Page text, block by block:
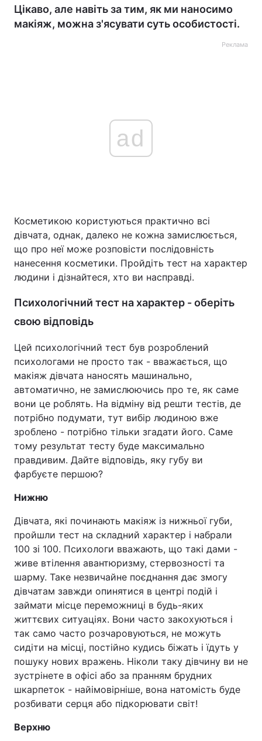
Цікаво, але навіть за тим, як ми наносимо
макіяж, можна з'ясувати суть особистості.
Реклама
ad
Косметикою користуються практично всі
дівчата, однак, далеко не кожна замислюється,
що про неї може розповісти послідовність
нанесення косметики. Пройдіть тест на характер
людини і дізнайтеся, хто ви насправді.
Психологічний тест на характер - оберіть
свою відповідь
Цей психологічний тест був розроблений
психологами не просто так - вважається, що
макіяж дівчата наносять машинально,
автоматично, не замислюючись про те, як саме
вони це роблять. На відміну від решти тестів, де
потрібно подумати, тут вибір людиною вже
зроблено - потрібно тільки згадати його. Саме
тому результат тесту буде максимально
правдивим. Дайте відповідь, яку губу ви
фарбуєте першою?
Нижню
Дівчата, які починають макіяж із нижньої губи,
пройшли тест на складний характер і набрали
100 зі 100. Психологи вважають, що такі дами -
живе втілення авантюризму, стервозності та
шарму. Таке незвичайне поєднання дає змогу
дівчатам завжди опинятися в центрі подій і
займати місце переможниці в будь-яких
життєвих ситуаціях. Вони часто закохуються і
так само часто розчаровуються, не можуть
сидіти на місці, постійно кудись біжать і їдуть у
пошуку нових вражень. Ніколи таку дівчину ви не
зустрінете в офісі або за пранням брудних
шкарпеток - найімовірніше, вона натомість буде
розбивати серця або підкорювати світ!
Верхню